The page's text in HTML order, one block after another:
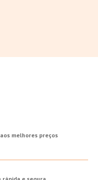
aos melhores preços